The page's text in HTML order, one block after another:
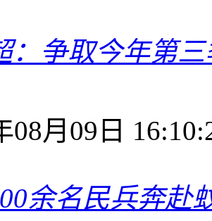
：争取今年第
08月09日
余名民兵奔赴